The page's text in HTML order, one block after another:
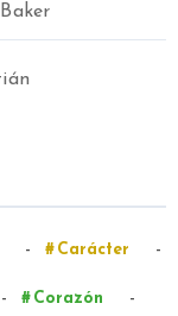
- Carácter -
- Corazón -